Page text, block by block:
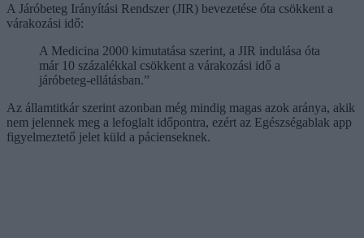
A Járóbeteg Irányítási Rendszer (JIR) bevezetése óta csökkent a
várakozási idő:
A Medicina 2000 kimutatása szerint, a JIR indulása óta
már 10 százalékkal csökkent a várakozási idő a
járóbeteg-ellátásban.”
Az államtitkár szerint azonban még mindig magas azok aránya, akik
nem jelennek meg a lefoglalt időpontra, ezért az Egészségablak app
figyelmeztető jelet küld a pácienseknek.